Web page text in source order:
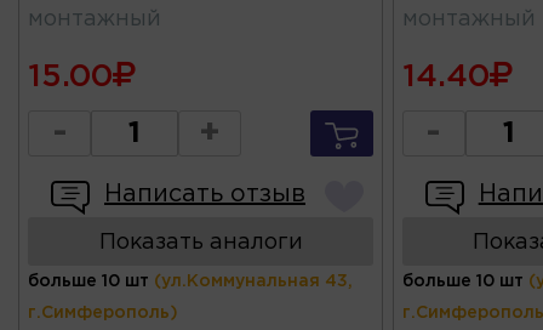
монтажный
15.00
- +
Написать отзыв
Показать аналоги
больше 10 шт (ул.Коммунальная 43,
г.Симферополь)
монтажный
14.40
-
больше 10 шт